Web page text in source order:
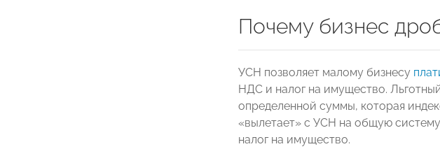
Почему бизнес
УСН позволяет малому бизнесу
НДС и налог на имущество.
определенной суммы, которая
«вылетает» с УСН на общую
налог на имущество.